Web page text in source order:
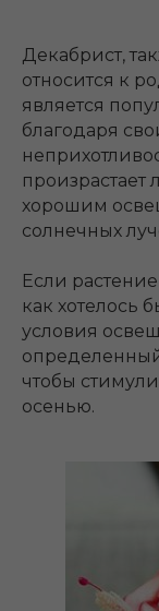
Декабрист,
относится к
является
благодаря
хорошим
солнечных
Если
как хотелось
условия
чтобы
осенью.